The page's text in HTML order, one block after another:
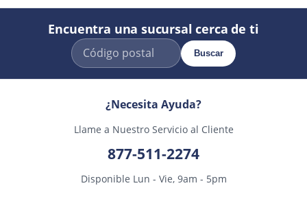
Encuentra una sucursal cerca de ti
Buscar
¿Necesita Ayuda?
Llame a Nuestro Servicio al Cliente
877-511-2274
Disponible Lun - Vie, 9am - 5pm